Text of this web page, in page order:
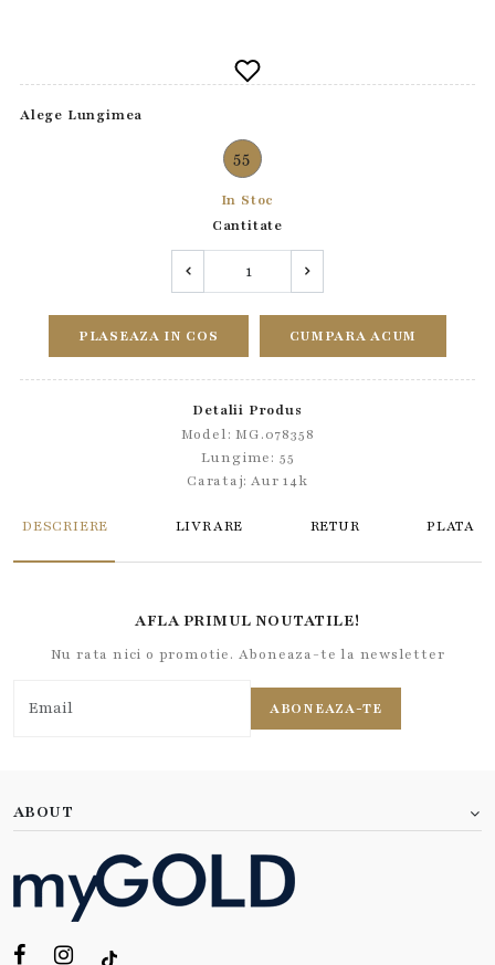
Alege Lungimea
55
In Stoc
Cantitate
PLASEAZA IN COS CUMPARA ACUM
Detalii Produs
Model: MG.078358
Lungime: 55
Carataj: Aur 14k
DESCRIERE LIVRARE RETUR PLATA
AFLA PRIMUL NOUTATILE!
Nu rata nici o promotie. Aboneaza-te la newsletter
ABONEAZA-TE
ABOUT